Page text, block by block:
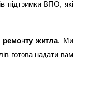
підтримки ВПО, які
житла. Ми
готова надати вам